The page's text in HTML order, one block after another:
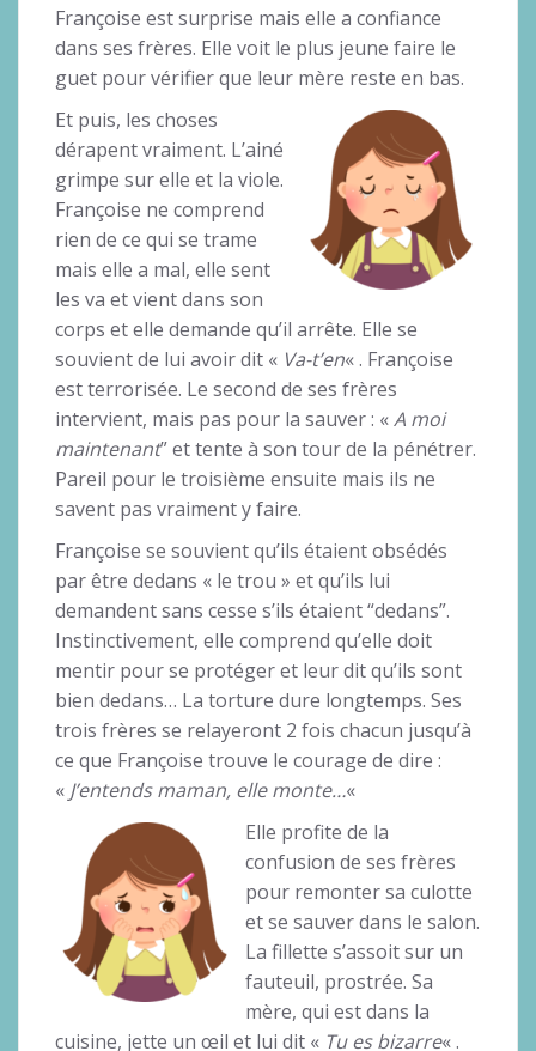
Françoise est surprise mais elle a confiance
dans ses frères. Elle voit le plus jeune faire le
guet pour vérifier que leur mère reste en bas.
Et puis, les choses
dérapent vraiment. L’ainé
grimpe sur elle et la viole.
Françoise ne comprend
rien de ce qui se trame
mais elle a mal, elle sent
les va et vient dans son
corps et elle demande qu’il arrête. Elle se
souvient de lui avoir dit « Va-t’en« . Françoise
est terrorisée. Le second de ses frères
intervient, mais pas pour la sauver : «A moi
maintenant” et tente à son tour de la pénétrer.
Pareil pour le troisième ensuite mais ils ne
savent pas vraiment y faire.
Françoise se souvient qu’ils étaient obsédés
par être dedans « le trou » et qu’ils lui
demandent sans cesse s’ils étaient “dedans”.
Instinctivement, elle comprend qu’elle doit
mentir pour se protéger et leur dit qu’ils sont
bien dedans… La torture dure longtemps. Ses
trois frères se relayeront 2 fois chacun jusqu’à
ce que Françoise trouve le courage de dire :
« J’entends maman, elle monte…«
Elle profite de la
confusion de ses frères
pour remonter sa culotte
et se sauver dans le salon.
La fillette s’assoit sur un
fauteuil, prostrée. Sa
mère, qui est dans la
cuisine, jette un œil et lui dit « Tu es bizarre« .